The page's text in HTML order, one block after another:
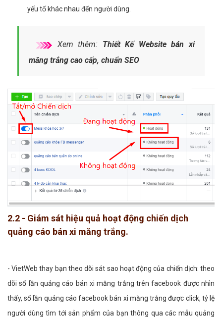
yếu tố khác nhau đến người dùng.
Xem thêm: Thiết Kế Website bán xi
măng trắng cao cấp, chuẩn SEO
2.2 - Giám sát hiệu quả hoạt động chiến dịch
quảng cáo bán xi măng trắng.
- VietWeb thay bạn theo dõi sát sao hoạt động của chiến dịch: theo
dõi số lần quảng cáo bán xi măng trắng trên facebook được nhìn
thấy, số lần quảng cáo facebook bán xi măng trắng được click, tỷ lệ
người dùng tìm tới sản phẩm của bạn thông qua các mẫu quảng